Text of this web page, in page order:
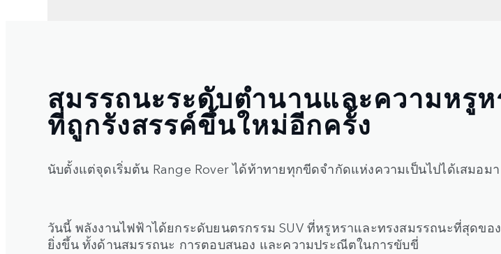
สมรรถนะระดับตำนานและความหรูห
ที่ถูกรังสรรค์ขึ้นใหม่อีกครั้ง
นับตั้งแต่จุดเริ่มต้น Range Rover ได้ท้าทายทุกขีดจำกัดแห่งความเป็นไปได้เสมอมา
วันนี้ พลังงานไฟฟ้าได้ยกระดับยนตรกรรม SUV ที่หรูหราและทรงสมรรถนะที่สุดของ
ยิ่งขึ้น ทั้งด้านสมรรถนะ การตอบสนอง และความประณีตในการขับขี่